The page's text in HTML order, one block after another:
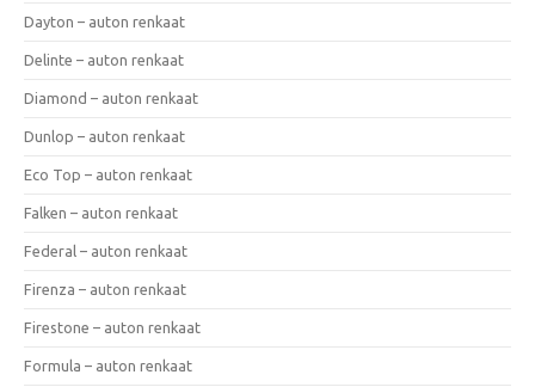
Dayton – auton renkaat
Delinte – auton renkaat
Diamond – auton renkaat
Dunlop – auton renkaat
Eco Top – auton renkaat
Falken – auton renkaat
Federal – auton renkaat
Firenza – auton renkaat
Firestone – auton renkaat
Formula – auton renkaat